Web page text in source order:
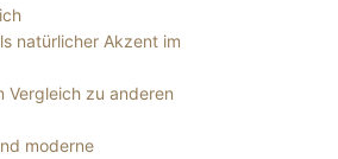
natürlicher Akzent im
Vergleich zu anderen
moderne